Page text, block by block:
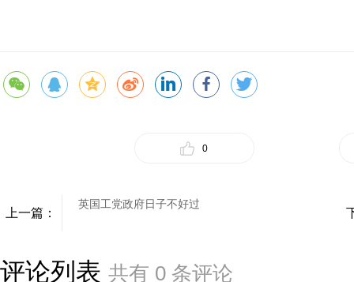
0
上一篇：
英国工党政府日子不好过
评论列表 共有 0 条评论